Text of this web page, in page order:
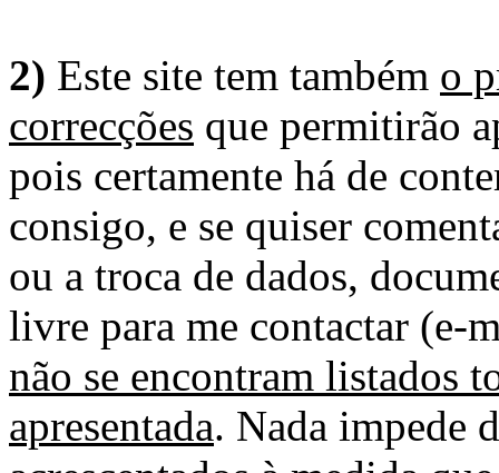
2) Este site tem também o
correcções que permitirão
pois certamente há de
consigo, e se quiser
ou a troca de dados,
livre para me contactar (e-
não se encontram listados
apresentada. Nada impede